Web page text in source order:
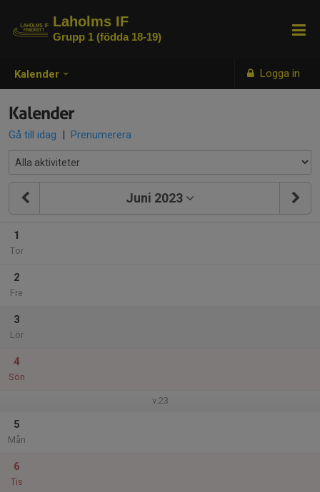
Kalender Logga in
Laholms IF
Grupp 1 (födda 18-19)
Kalender
Gå till idag | Prenumerera
Juni 2023
1
Tor
2
Fre
3
Lör
4
Sön
v.23
5
Mån
6
Tis